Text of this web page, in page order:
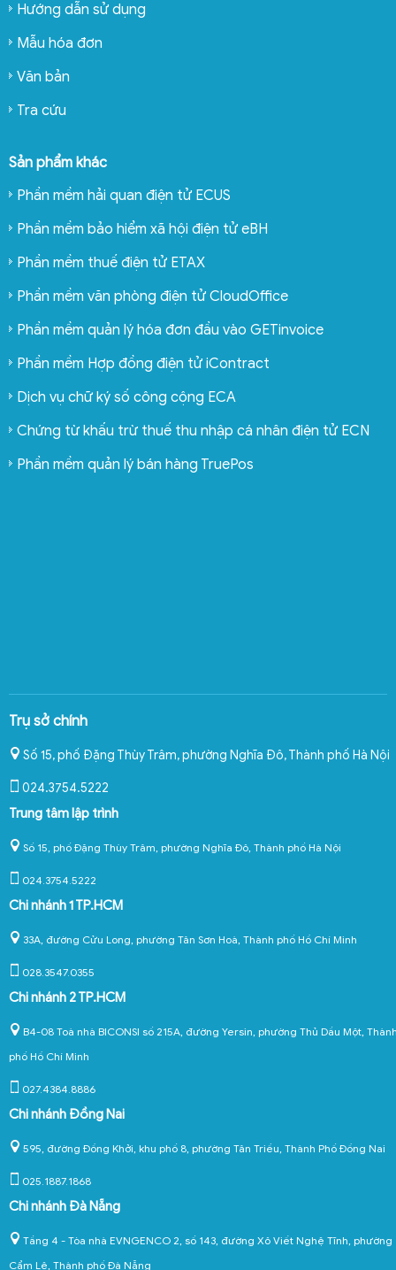
Hướng dẫn sử dụng
Mẫu hóa đơn
Văn bản
Tra cứu
Sản phẩm khác
Phần mềm hải quan điện tử ECUS
Phần mềm bảo hiểm xã hội điện tử eBH
Phần mềm thuế điện tử ETAX
Phần mềm văn phòng điện tử CloudOffice
Phần mềm quản lý hóa đơn đầu vào GETinvoice
Phần mềm Hợp đồng điện tử iContract
Dịch vụ chữ ký số công cộng ECA
Chứng từ khấu trừ thuế thu nhập cá nhân điện tử ECN
Phần mềm quản lý bán hàng TruePos
Trụ sở chính
Số 15, phố Đặng Thùy Trâm, phường Nghĩa Đô,Thành phố Hà Nội
024.3754.5222
Trung tâm lập trình
Số 15, phố Đặng Thùy Trâm, phường Nghĩa Đô, Thành phố Hà Nội
024.3754.5222
Chi nhánh 1 TP.HCM
33A, đường Cửu Long, phường Tân Sơn Hoà, Thành phố Hồ Chí Minh
028.3547.0355
Chi nhánh 2 TP.HCM
B4-08 Toà nhà BICONSI số 215A, đường Yersin, phường Thủ Dầu Một,
phố Hồ Chí Minh
027.4384.8886
Chi nhánh Đồng Nai
595, đường Đồng Khởi, khu phố 8, phường Tân Triều, Thành Phố Đồng Nai
025.1887.1868
Chi nhánh Đà Nẵng
Tầng 4 - Tòa nhà EVNGENCO 2, số 143, đường Xô Viết Nghệ Tĩnh, phường
Cẩm Lệ, Thành phố Đà Nẵng